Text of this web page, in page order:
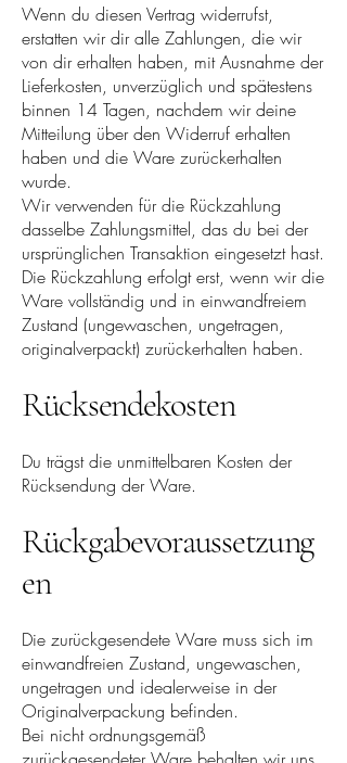
Wenn du diesen Vertrag widerrufst,
erstatten wir dir alle Zahlungen, die wir
von dir erhalten haben, mit Ausnahme der
Lieferkosten, unverzüglich und spätestens
binnen 14 Tagen, nachdem wir deine
Mitteilung über den Widerruf erhalten
haben und die Ware zurückerhalten
wurde.
Wir verwenden für die Rückzahlung
dasselbe Zahlungsmittel, das du bei der
ursprünglichen Transaktion eingesetzt hast.
Die Rückzahlung erfolgt erst, wenn wir die
Ware vollständig und in einwandfreiem
Zustand (ungewaschen, ungetragen,
originalverpackt) zurückerhalten haben.
Rücksendekosten
Du trägst die unmittelbaren Kosten der
Rücksendung der Ware.
Rückgabevoraussetzung
en
Die zurückgesendete Ware muss sich im
einwandfreien Zustand, ungewaschen,
ungetragen und idealerweise in der
Originalverpackung befinden.
Bei nicht ordnungsgemäß